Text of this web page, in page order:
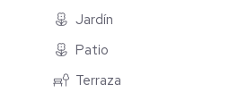
a biciestacionamiento
LOUNGE
; LOUNGE
Jardín
Patio
Terraza